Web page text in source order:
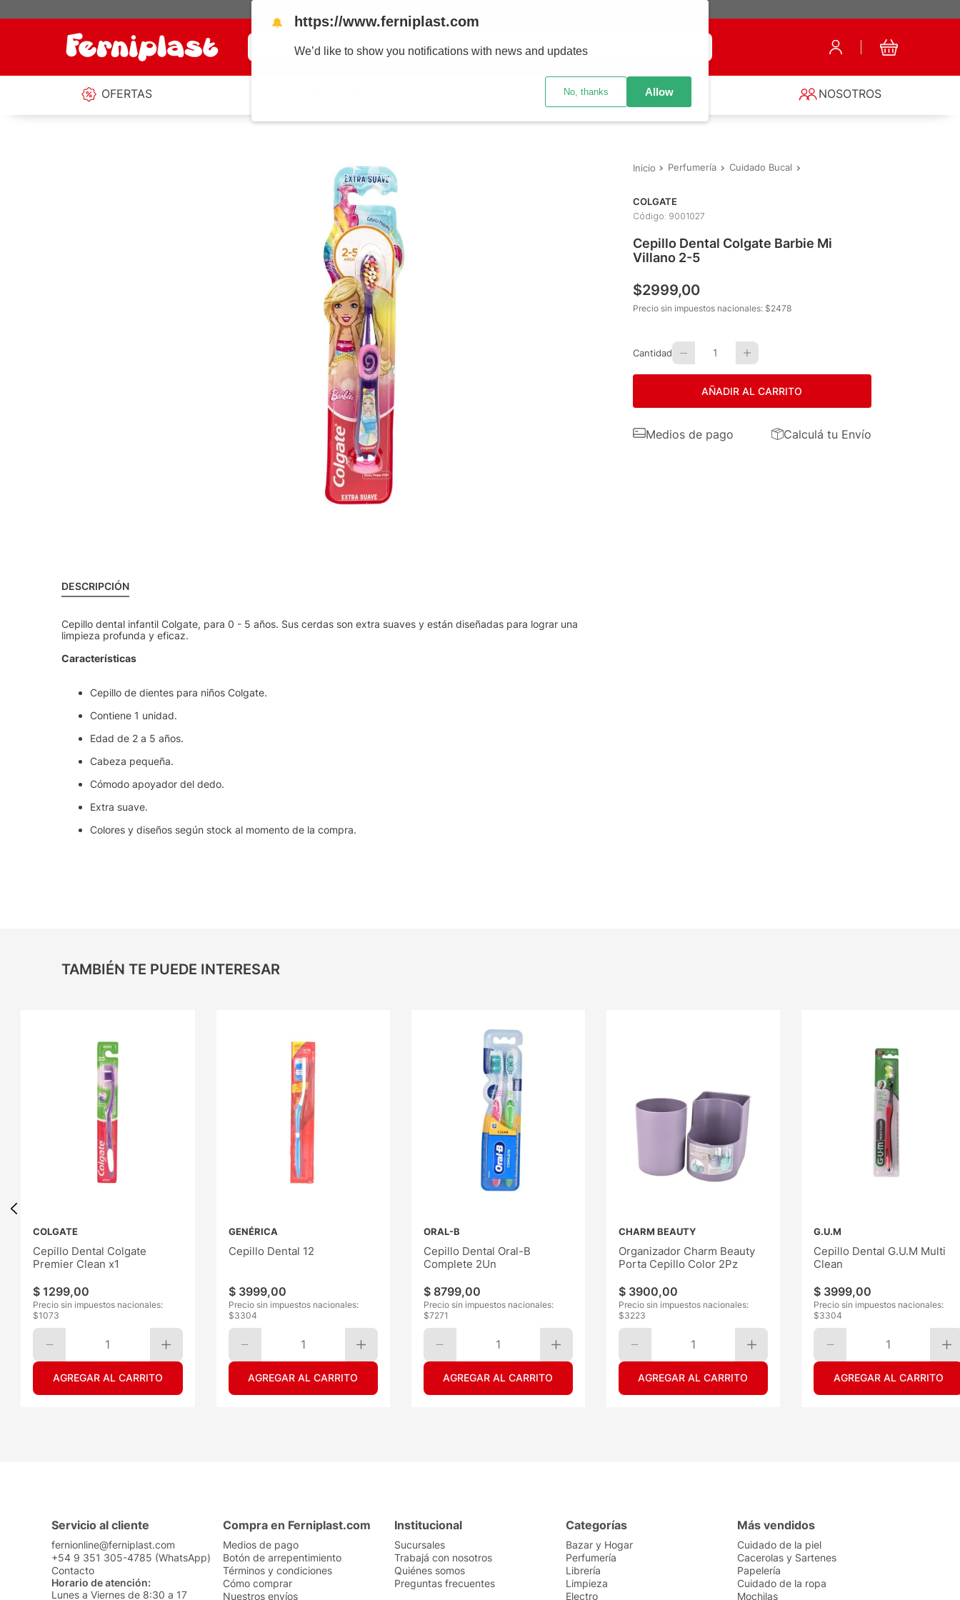
¿Qué estás buscando?
OFERTAS SUCURSALES NOSOTROS
DESCRIPCIÓN
Cepillo dental infantil Colgate, para 0 - 5 años. Sus cerdas son extra suaves y están diseñadas para lograr una
limpieza profunda y eficaz.
Características
Cepillo de dientes para niños Colgate.
Contiene 1 unidad.
Edad de 2 a 5 años.
Cabeza pequeña.
Cómodo apoyador del dedo.
Extra suave.
Colores y diseños según stock al momento de la compra.
Perfumería Cuidado Bucal
COLGATE
Código: 9001027
Cepillo Dental Colgate Barbie Mi
Villano 2-5
$2999,00
Precio sin impuestos nacionales: $2478
Cantidad 1
AÑADIR AL CARRITO
Medios de pago Calculá tu Envío
TAMBIÉN TE PUEDE INTERESAR
COLGATE
Cepillo Dental Colgate
Premier Clean x1
$ 1299,00
Precio sin impuestos nacionales:
$1073
1
AGREGAR AL CARRITO
GENÉRICA
Cepillo Dental 12
$ 3999,00
Precio sin impuestos nacionales:
$3304
1
AGREGAR AL CARRITO
ORAL-B
Cepillo Dental Oral-B
Complete 2Un
$ 8799,00
Precio sin impuestos nacionales:
$7271
1
AGREGAR AL CARRITO
CHARM BEAUTY
Organizador Charm Beauty
Porta Cepillo Color 2Pz
$ 3900,00
Precio sin impuestos nacionales:
$3223
1
AGREGAR AL CARRITO
G.U.M
Cepillo Dental G.U.M Multi
Clean
$ 3999,00
Precio sin impuestos nacionales:
$3304
1
AGREGAR AL CARRITO
Servicio al cliente
fernionline@ferniplast.com
+54 9 351 305-4785 (WhatsApp)
Contacto
Horario de atención:
Lunes a Viernes de 8:30 a 17
Compra en Ferniplast.com
Medios de pago
Botón de arrepentimiento
Términos y condiciones
Cómo comprar
Nuestros envíos
Institucional
Sucursales
Trabajá con nosotros
Quiénes somos
Preguntas frecuentes
Categorías
Bazar y Hogar
Perfumería
Librería
Limpieza
Electro
Más vendidos
Cuidado de la piel
Cacerolas y Sartenes
Papelería
Cuidado de la ropa
Mochilas
🔔 https://www.ferniplast.com
We’d like to show you notifications with news and updates
No, thanks Allow